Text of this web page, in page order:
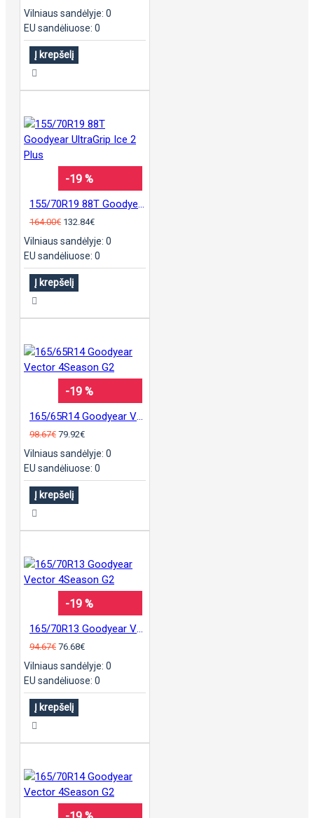
Vilniaus sandėlyje: 0
EU sandėliuose: 0
Į krepšelį
-19 %
164.00€ 132.84€
Vilniaus sandėlyje: 0
EU sandėliuose: 0
Į krepšelį
-19 %
98.67€ 79.92€
Vilniaus sandėlyje: 0
EU sandėliuose: 0
Į krepšelį
-19 %
94.67€ 76.68€
Vilniaus sandėlyje: 0
EU sandėliuose: 0
Į krepšelį